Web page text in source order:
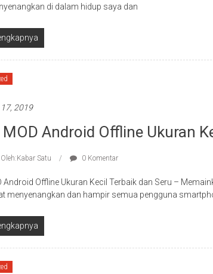
di dalam hidup saya dan
2019
MOD Android Offline Ukuran
Satu 0 Komentar
Android Offline Ukuran Kecil Terbaik dan Seru –
menyenangkan dan hampir semua pengguna